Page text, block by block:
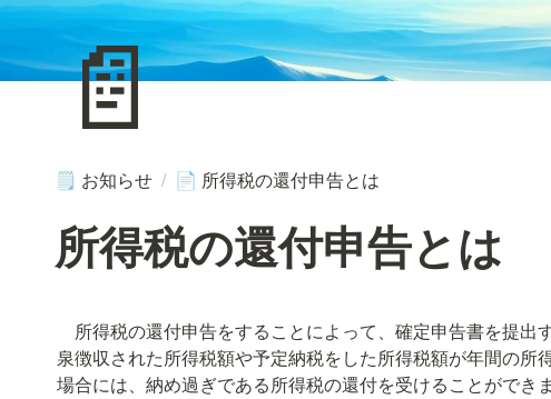
📄
🗒️ お知らせ / 📄 所得税の還付申告とは
所得税の還付申告とは
所得税の還付申告をすることによって、確定申告書を提出
泉徴収された所得税額や予定納税をした所得税額が年間の所
場合には、納め過ぎである所得税の還付を受けることができま